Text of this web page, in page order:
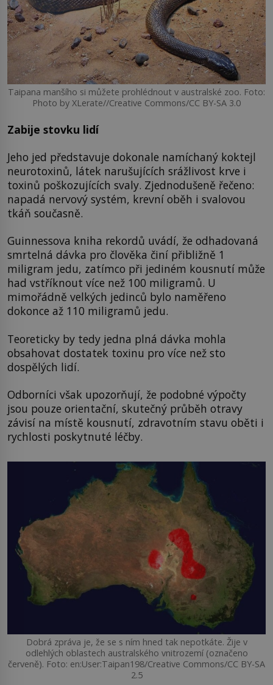
Taipana manšího si můžete prohlédnout v australské zoo. Foto:
Photo by XLerate//Creative Commons/CC BY-SA 3.0
Zabije stovku lidí
Jeho jed představuje dokonale namíchaný koktejl
neurotoxinů, látek narušujících srážlivost krve i
toxinů poškozujících svaly. Zjednodušeně řečeno:
napadá nervový systém, krevní oběh i svalovou
tkáň současně.
Guinnessova kniha rekordů uvádí, že odhadovaná
smrtelná dávka pro člověka činí přibližně 1
miligram jedu, zatímco při jediném kousnutí může
had vstříknout více než 100 miligramů. U
mimořádně velkých jedinců bylo naměřeno
dokonce až 110 miligramů jedu.
Teoreticky by tedy jedna plná dávka mohla
obsahovat dostatek toxinu pro více než sto
dospělých lidí.
Odborníci však upozorňují, že podobné výpočty
jsou pouze orientační, skutečný průběh otravy
závisí na místě kousnutí, zdravotním stavu oběti i
rychlosti poskytnuté léčby.
Dobrá zpráva je, že se s ním hned tak nepotkáte. Žije v
odlehlých oblastech australského vnitrozemí (označeno
červeně). Foto: en:User:Taipan198/Creative Commons/CC BY-SA
2.5